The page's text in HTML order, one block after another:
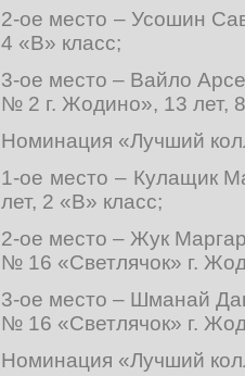
2-ое место – Усошин
4 «В» класс;
3-ое место – Вайло
№ 2 г. Жодино», 13 лет,
Номинация «Лучший
1-ое место – Кулащик
лет, 2 «В» класс;
2-ое место – Жук
№ 16 «Светлячок» г.
3-ое место – Шманай
№ 16 «Светлячок» г.
Номинация «Лучший